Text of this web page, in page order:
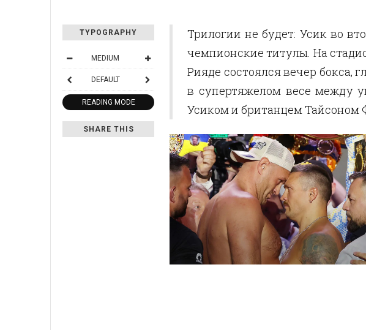
TYPOGRAPHY
MEDIUM
DEFAULT
READING MODE
SHARE THIS
Трилогии не будет: Усик во
чемпионские титулы. На
Рияде состоялся вечер бокса,
в супертяжелом весе между
Усиком и британцем Тайсоном